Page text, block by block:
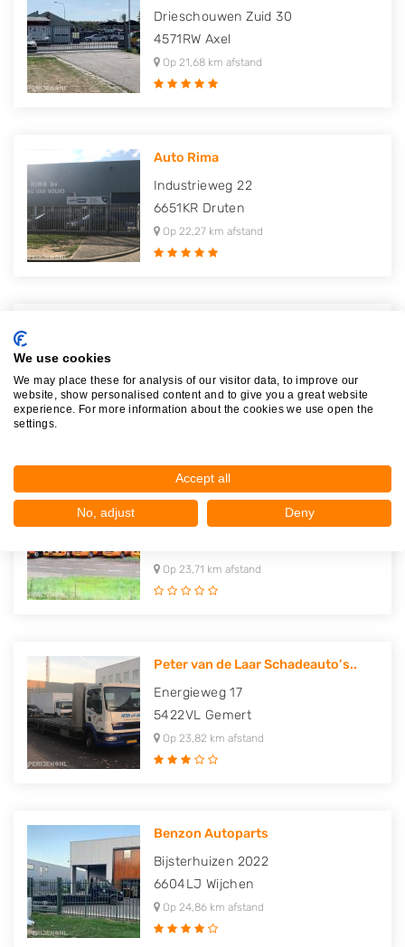
Drieschouwen Zuid 30
4571RW Axel
Op 21,68 km afstand
Auto Rima
Industrieweg 22
6651KR Druten
Op 22,27 km afstand
5071NP Udenhout
Op 22,57 km afstand
Autorecycling Reuvers
Noorderhavenweg 2
Op 23,71 km afstand
Peter van de Laar Schadeauto’s..
Energieweg 17
5422VL Gemert
Op 23,82 km afstand
Benzon Autoparts
Bijsterhuizen 2022
6604LJ Wijchen
Op 24,86 km afstand
We use cookies
We may place these for analysis of our visitor data, to improve our
website, show personalised content and to give you a great website
experience. For more information about the cookies we use open the
settings.
Accept all
No, adjust Deny